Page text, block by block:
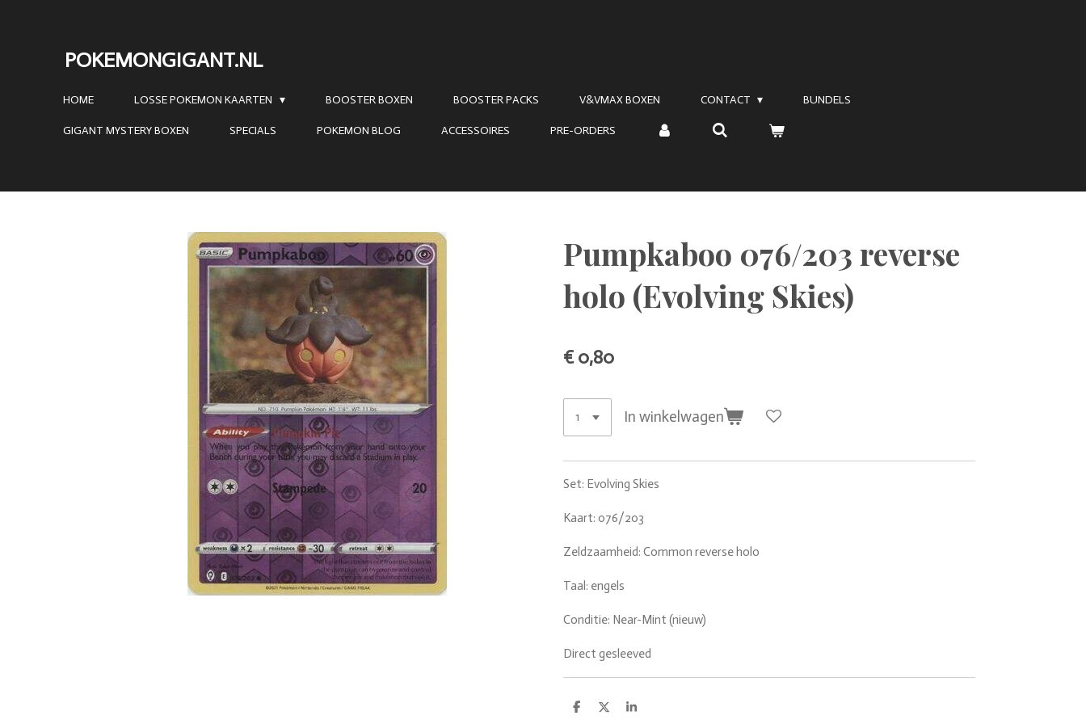
hoofdinhoud
POKEMONGIGANT.NL
HOME LOSSE POKEMON KAARTEN BOOSTER BOXEN BOOSTER PACKS V&VMAX BOXEN CONTACT BUNDELS
GIGANT MYSTERY BOXEN SPECIALS POKEMON BLOG ACCESSOIRES PRE-ORDERS
Pumpkaboo 076/203 reverse
holo (Evolving Skies)
€ 0,80
In winkelwagen
Set: Evolving Skies
Kaart: 076/203
Zeldzaamheid: Common reverse holo
Taal: engels
Conditie: Near-Mint (nieuw)
Direct gesleeved
D
D
S